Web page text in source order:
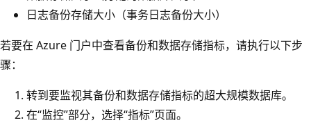
日志备份存储大小（事务日志备份大小）
若要在 Azure 门户中查看备份和数据存储指标，请执行以下步
骤：
转到要监视其备份和数据存储指标的超大规模数据库。
在“监控”部分，选择“指标”页面。